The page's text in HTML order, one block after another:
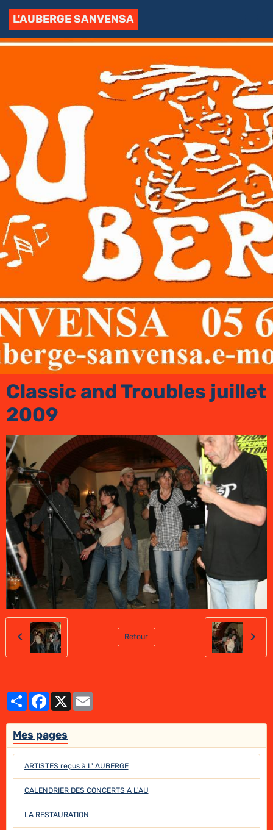
L'AUBERGE SANVENSA
Classic and Troubles juillet
2009
Retour
PartagerFacebook
X
Mes pages
ARTISTES reçus à L' AUBERGE
CALENDRIER DES CONCERTS A L'AU
LA RESTAURATION